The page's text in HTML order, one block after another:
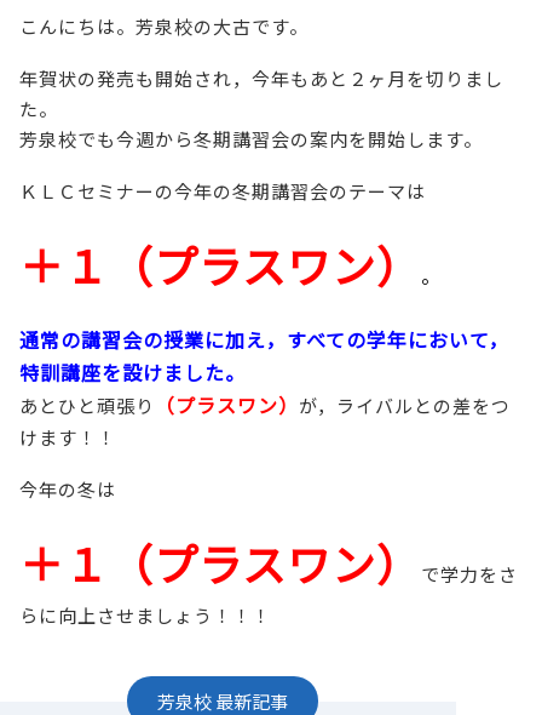
こんにちは。芳泉校の大古です。
年賀状の発売も開始され，今年もあと２ヶ月を切りまし
た。
芳泉校でも今週から冬期講習会の案内を開始します。
ＫＬＣセミナーの今年の冬期講習会のテーマは
＋１（プラスワン） 。
通常の講習会の授業に加え，すべての学年において，
特訓講座を設けました。
あとひと頑張り （プラスワン） が，ライバルとの差をつ
けます！！
今年の冬は
＋１（プラスワン）
で学力をさ
らに向上させましょう！！！
芳泉校最新記事